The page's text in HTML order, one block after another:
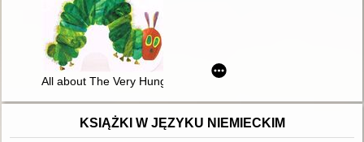
All about The Very Hungry Caterpillar
KSIĄŻKI W JĘZYKU NIEMIECKIM